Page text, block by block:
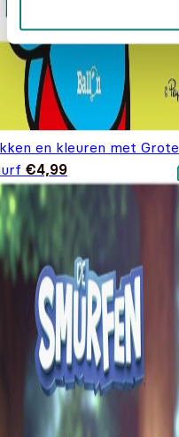
en kleuren met Grote
€4,99